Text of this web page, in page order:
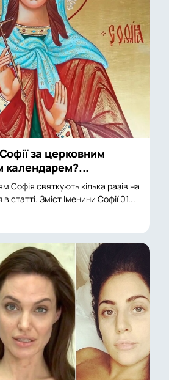
за церковним
календарем?...
Софія святкують кілька разів на
статті. Зміст Іменини Софії 01...